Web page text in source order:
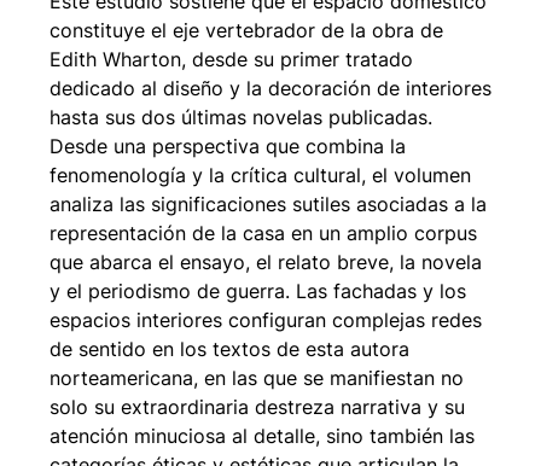
constituye el eje vertebrador de la obra de
Edith Wharton, desde su primer tratado
dedicado al diseño y la decoración de interiores
hasta sus dos últimas novelas publicadas.
Desde una perspectiva que combina la
fenomenología y la crítica cultural, el volumen
analiza las significaciones sutiles asociadas a la
representación de la casa en un amplio corpus
que abarca el ensayo, el relato breve, la novela
y el periodismo de guerra. Las fachadas y los
espacios interiores configuran complejas redes
de sentido en los textos de esta autora
norteamericana, en las que se manifiestan no
solo su extraordinaria destreza narrativa y su
atención minuciosa al detalle, sino también las